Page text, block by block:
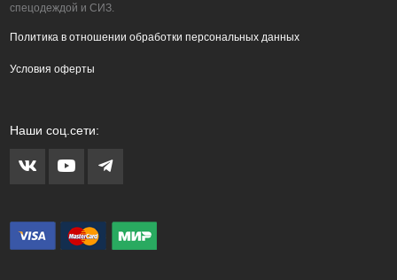
спецодеждой и СИЗ.
Политика в отношении обработки персональных данных
Условия оферты
Наши соц.сети: